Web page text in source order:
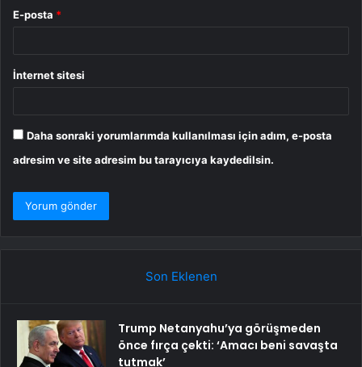
E-posta *
İnternet sitesi
Daha sonraki yorumlarımda kullanılması için adım, e-posta
adresim ve site adresim bu tarayıcıya kaydedilsin.
Son Eklenen
Trump Netanyahu’ya görüşmeden
önce fırça çekti: ‘Amacı beni savaşta
tutmak’